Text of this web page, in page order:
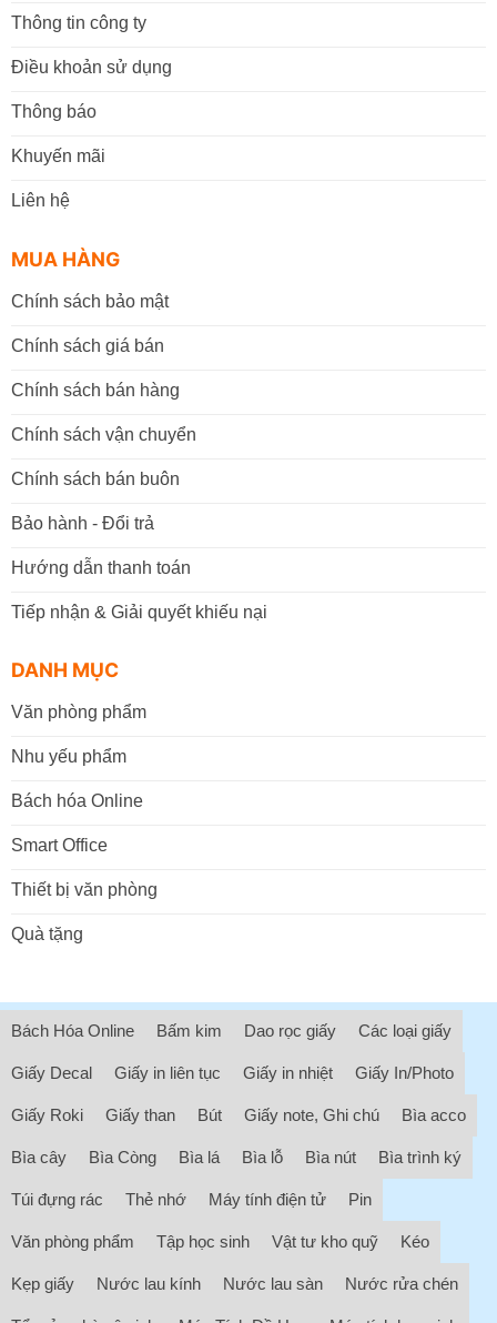
Thông tin công ty
Điều khoản sử dụng
Thông báo
Khuyến mãi
Liên hệ
MUA HÀNG
Chính sách bảo mật
Chính sách giá bán
Chính sách bán hàng
Chính sách vận chuyển
Chính sách bán buôn
Bảo hành - Đổi trả
Hướng dẫn thanh toán
Tiếp nhận & Giải quyết khiếu nại
DANH MỤC
Văn phòng phẩm
Nhu yếu phẩm
Bách hóa Online
Smart Office
Thiết bị văn phòng
Quà tặng
Bách Hóa Online Bấm kim Dao rọc giấy Các loại giấy
Giấy Decal Giấy in liên tục Giấy in nhiệt Giấy In/Photo
Giấy Roki Giấy than Bút Giấy note, Ghi chú Bìa acco
Bìa cây Bìa Còng Bìa lá Bìa lỗ Bìa nút Bìa trình ký
Túi đựng rác Thẻ nhớ Máy tính điện tử Pin
Văn phòng phẩm Tập học sinh Vật tư kho quỹ Kéo
Kẹp giấy Nước lau kính Nước lau sàn Nước rửa chén